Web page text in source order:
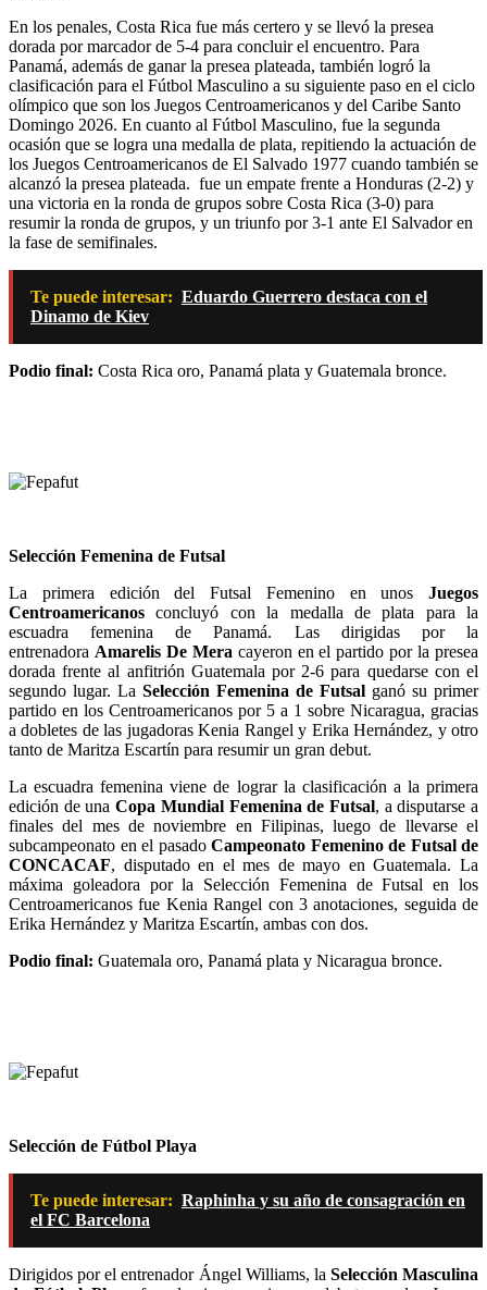
En los penales, Costa Rica fue más certero y se llevó la presea
dorada por marcador de 5-4 para concluir el encuentro. Para
Panamá, además de ganar la presea plateada, también logró la
clasificación para el Fútbol Masculino a su siguiente paso en el ciclo
olímpico que son los Juegos Centroamericanos y del Caribe Santo
Domingo 2026. En cuanto al Fútbol Masculino, fue la segunda
ocasión que se logra una medalla de plata, repitiendo la actuación de
los Juegos Centroamericanos de El Salvado 1977 cuando también se
alcanzó la presea plateada. fue un empate frente a Honduras (2-2) y
una victoria en la ronda de grupos sobre Costa Rica (3-0) para
resumir la ronda de grupos, y un triunfo por 3-1 ante El Salvador en
la fase de semifinales.
Te puede interesar: Eduardo Guerrero destaca con el
Dinamo de Kiev
Podio final: Costa Rica oro, Panamá plata y Guatemala bronce.
Selección Femenina de Futsal
La primera edición del Futsal Femenino en unos Juegos
Centroamericanos concluyó con la medalla de plata para la
escuadra femenina de Panamá. Las dirigidas por la
entrenadora Amarelis De Mera cayeron en el partido por la presea
dorada frente al anfitrión Guatemala por 2-6 para quedarse con el
segundo lugar. La Selección Femenina de Futsal ganó su primer
partido en los Centroamericanos por 5 a 1 sobre Nicaragua, gracias
a dobletes de las jugadoras Kenia Rangel y Erika Hernández, y otro
tanto de Maritza Escartín para resumir un gran debut.
La escuadra femenina viene de lograr la clasificación a la primera
edición de unaCopa Mundial Femenina de Futsal, a disputarse a
finales del mes de noviembre en Filipinas, luego de llevarse el
subcampeonato en el pasado Campeonato Femenino de Futsal de
CONCACAF, disputado en el mes de mayo en Guatemala. La
máxima goleadora por la Selección Femenina de Futsal en los
Centroamericanos fue Kenia Rangel con 3 anotaciones, seguida de
Erika Hernández y Maritza Escartín, ambas con dos.
Podio final: Guatemala oro, Panamá plata y Nicaragua bronce.
Selección de Fútbol Playa
Te puede interesar: Raphinha y su año de consagración en
el FC Barcelona
Dirigidos por el entrenador Ángel Williams, la Selección Masculina